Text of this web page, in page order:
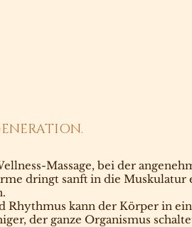
Massage, bei der
dringt sanft in die
kann der Körper in
der ganze Organismus